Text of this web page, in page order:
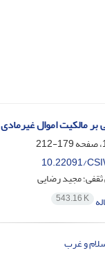
مالکیت اموال غیرمادی
179-212
10.22091/
مجید رضایی
543.16 K